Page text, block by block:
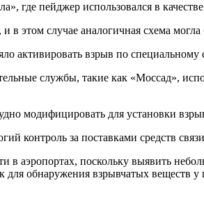
где пейджер использовался в
этом случае аналогичная схема
активировать взрыв по специальному
службы, такие как «Моссад»,
модифицировать для установки
контроль за поставками средств
аэропортах, поскольку выявить
обнаружения взрывчатых веществ